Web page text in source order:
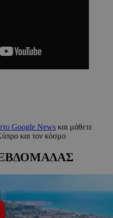
Google News και μάθετε
και τον κόσμο